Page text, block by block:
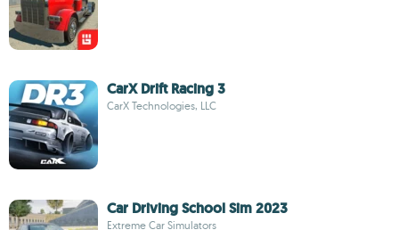
CarX Drift Racing 3
CarX Technologies, LLC
Car Driving School Sim 2023
Extreme Car Simulators